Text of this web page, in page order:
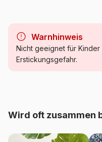
Kategorie
Warnhinweis
Nicht geeignet für Kinder
Erstickungsgefahr.
Wird oft zusammen